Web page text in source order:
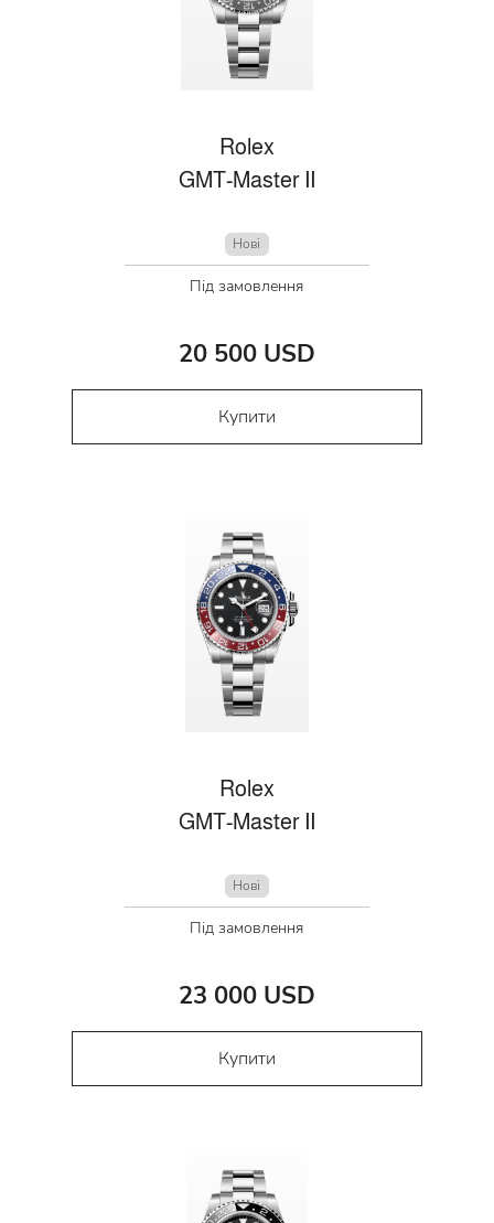
Rolex
GMT-Master II
Нові
Під замовлення
20 500 USD
Купити
Rolex
GMT-Master II
Нові
Під замовлення
23 000 USD
Купити